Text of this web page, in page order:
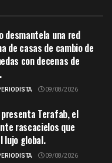
desmantela una red
de casas de cambio de
con decenas de
09/08/2026
presenta Terafab, el
rascacielos que
lujo global.
09/08/2026